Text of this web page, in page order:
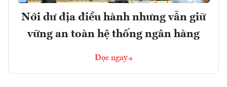
Nới dư địa điều hành nhưng vẫn giữ
vững an toàn hệ thống ngân hàng
Đọc ngay